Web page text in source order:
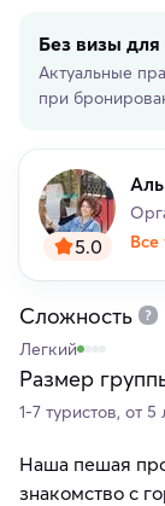
Без визы для
Актуальные
при
5.0
Все
Сложность
Легкий
Размер
1-7 туристов, от 5
Наша пешая
знакомство с